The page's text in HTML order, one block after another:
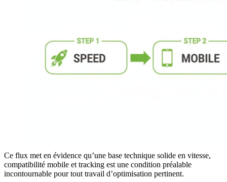
Ce flux met en évidence qu’une base technique solide en vitesse,
compatibilité mobile et tracking est une condition préalable
incontournable pour tout travail d’optimisation pertinent.